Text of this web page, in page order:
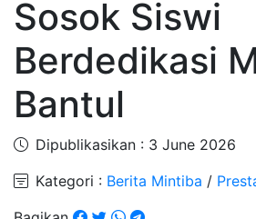
Sosok Siswi
Berdedikasi
Bantul
Dipublikasikan : 3 June 2026
Kategori : Berita Mintiba /